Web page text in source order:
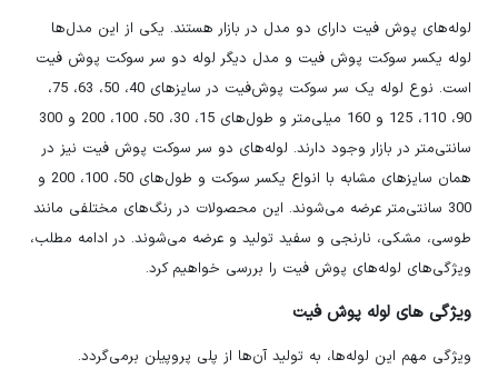
لوله‌های پوش فیت دارای دو مدل در بازار هستند. یکی از این مدل‌ها
لوله یکسر سوکت پوش فیت و مدل دیگر لوله دو سر سوکت پوش فیت
است. نوع لوله یک سر سوکت پوش‌فیت در سایزهای 40، 50، 63، 75،
90، 110، 125 و 160 میلی‌متر و طول‌های 15، 30، 50، 100، 200 و 300
سانتی‌متر در بازار وجود دارند. لوله‌های دو سر سوکت پوش فیت نیز در
همان سایزهای مشابه با انواع یکسر سوکت و طول‌های 50، 100، 200 و
300 سانتی‌متر عرضه می‌شوند. این محصولات در رنگ‌های مختلفی مانند
طوسی، مشکی، نارنجی و سفید تولید و عرضه می‌شوند. در ادامه مطلب،
ویژگی‌های لوله‌های پوش فیت را بررسی خواهیم کرد.
ویژگی های لوله پوش فیت
ویژگی مهم این لوله‌ها، به تولید آن‌ها از پلی پروپیلن برمی‌گردد.